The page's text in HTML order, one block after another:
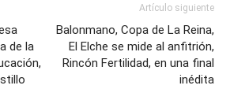
de la
Artículo siguiente
Balonmano, Copa de La Reina,
El Elche se mide al anfitrión,
Rincón Fertilidad, en una final
inédita